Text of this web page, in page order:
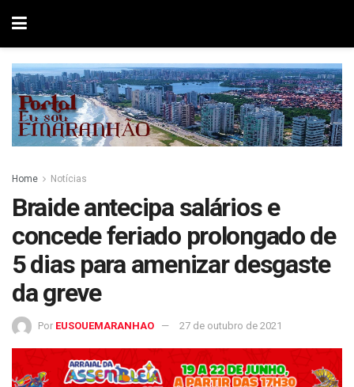
Home Notícias
Braide antecipa salários e
concede feriado prolongado de
5 dias para amenizar desgaste
da greve
Por EUSOUEMARANHAO 27 de outubro de 2021